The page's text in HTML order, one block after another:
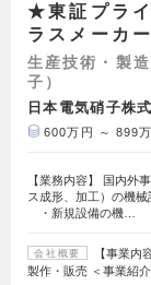
★東証プラ
ラスメーカー
生産技術・製
子）
日本電気硝子株
600万円 ～ 899万
【業務内容】 国内外
ス成形、加工）の機械
・新規設備の機…
会社概要
【事業内
製作・販売 ＜事業紹